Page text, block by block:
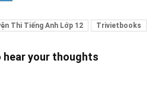
Thi Tiếng Anh Lớp 12 Trivietbooks
hear your thoughts